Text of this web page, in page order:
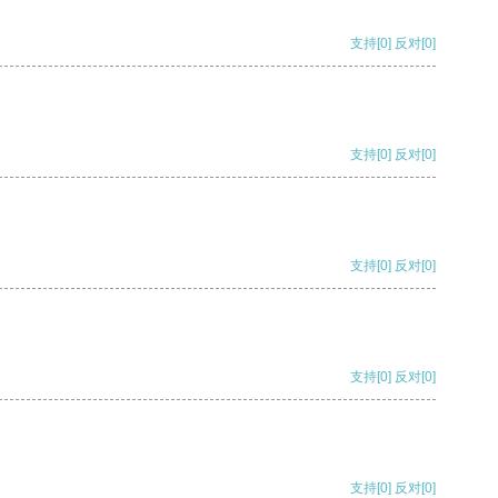
支持[0] 反对[0]
支持[0] 反对[0]
支持[0] 反对[0]
支持[0] 反对[0]
支持[0] 反对[0]